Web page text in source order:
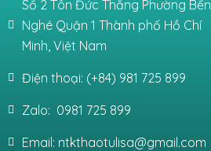
Số 2 Tôn Đức Thắng Phường Bến
Nghé Quận 1 Thành phố Hồ Chí
Minh, Việt Nam
Điện thoại: (+84) 981 725 899
Zalo: 0981 725 899
Email: ntkthaotulisa@gmail.com